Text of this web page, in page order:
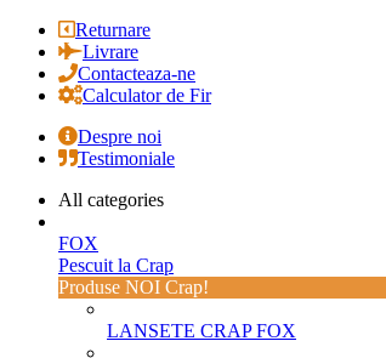
Returnare
Livrare
Contacteaza-ne
Calculator de Fir
Despre noi
Testimoniale
All categories
FOX
Pescuit la Crap
Produse NOI Crap!
LANSETE CRAP FOX